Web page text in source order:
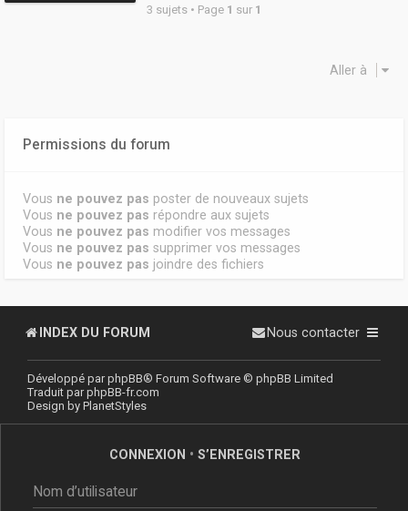
3 sujets • Page 1 sur 1
Aller à
Permissions du forum
Vous ne pouvez pas poster de nouveaux sujets
Vous ne pouvez pas répondre aux sujets
Vous ne pouvez pas modifier vos messages
Vous ne pouvez pas supprimer vos messages
Vous ne pouvez pas joindre des fichiers
INDEX DU FORUM Nous contacter
Développé parphpBB® Forum Software © phpBB Limited
Traduit parphpBB-fr.com
Design by PlanetStyles
CONNEXION • S’ENREGISTRER